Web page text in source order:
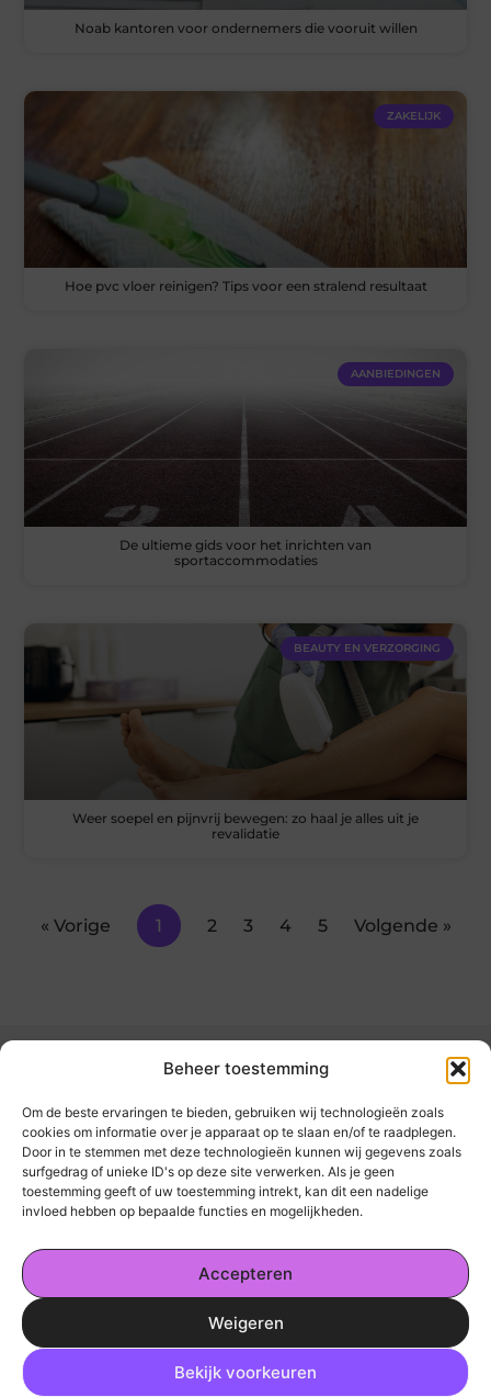
Beheer toestemming
Om de beste ervaringen te bieden, gebruiken wij technologieën zoals
cookies om informatie over je apparaat op te slaan en/of te raadplegen.
Door in te stemmen met deze technologieën kunnen wij gegevens zoals
surfgedrag of unieke ID's op deze site verwerken. Als je geen
toestemming geeft of uw toestemming intrekt, kan dit een nadelige
invloed hebben op bepaalde functies en mogelijkheden.
Accepteren
Weigeren
Bekijk voorkeuren
Ga Naar
Noab kantoren voor ondernemers die vooruit willen
ZAKELIJK
Hoe pvc vloer reinigen? Tips voor een stralend resultaat
AANBIEDINGEN
De ultieme gids voor het inrichten van
sportaccommodaties
BEAUTY EN VERZORGING
Weer soepel en pijnvrij bewegen: zo haal je alles uit je
revalidatie
« Vorige 1 2 3 4 5 Volgende »
kickinsite.nl – Echt, eerlijk, alles wat telt.
Een verzameling van blogs en artikelen die
een breed scala aan onderwerpen uit het
dagelijks leven behandelen.